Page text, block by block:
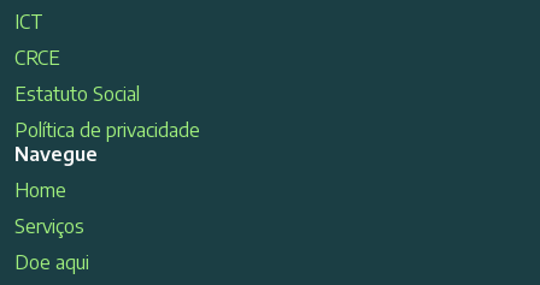
ICT
CRCE
Estatuto Social
Política de privacidade
Navegue
Home
Serviços
Doe aqui